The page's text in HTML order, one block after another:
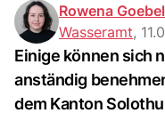
Rowena Goebel
Wasseramt,
Einige können sich
anständig
dem Kanton